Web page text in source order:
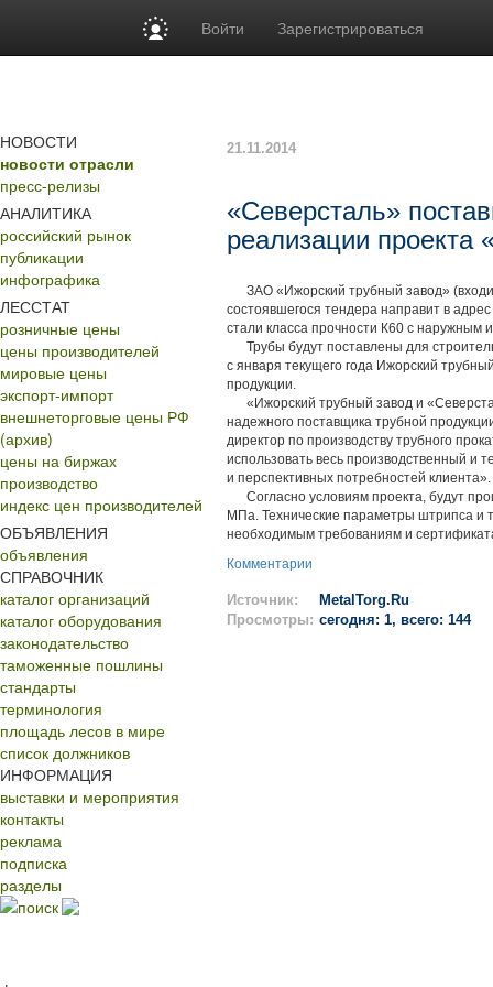
Войти Зарегистрироваться
НОВОСТИ
новости отрасли
пресс-релизы
АНАЛИТИКА
российский рынок
публикации
инфографика
ЛЕССТАТ
розничные цены
цены производителей
мировые цены
экспорт-импорт
внешнеторговые цены РФ
(архив)
цены на биржах
производство
индекс цен производителей
ОБЪЯВЛЕНИЯ
объявления
СПРАВОЧНИК
каталог организаций
каталог оборудования
законодательство
таможенные пошлины
стандарты
терминология
площадь лесов в мире
список должников
ИНФОРМАЦИЯ
выставки и мероприятия
контакты
реклама
подписка
разделы
поиск
21.11.2014
«Северсталь»
реализации
ЗАО «Ижорский трубный завод»
состоявшегося тендера направит в
стали класса прочности К60 с наружным
Трубы будут поставлены для
с января текущего года Ижорский
продукции.
«Ижорский трубный завод и
надежного поставщика трубной
директор по производству трубного
использовать весь производственный и
и перспективных потребностей клиента».
Согласно условиям проекта, будут
МПа. Технические параметры штрипса и
необходимым требованиям и
Комментарии
Источник:
MetalTorg.Ru
Просмотры: сегодня: 1, всего: 144